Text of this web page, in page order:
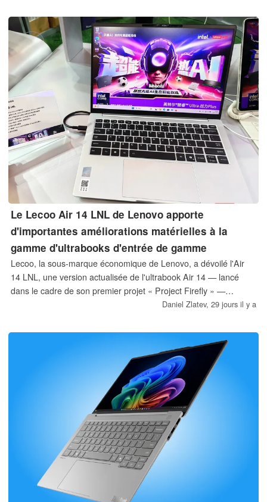
processeur Core Ultra 5 226V, 16 Go de RAM et un SSD de 512
Go.
Le Lecoo Air 14 LNL de Lenovo apporte
d'importantes améliorations matérielles à la
gamme d'ultrabooks d'entrée de gamme
Lecoo, la sous-marque économique de Lenovo, a dévoilé l'Air
14 LNL, une version actualisée de l'ultrabook Air 14 — lancé
dans le cadre de son premier projet « Project Firefly » —
équipée de la plateforme Lunar Lake. Ce modèle est légèrement
plus performant.
Daniel Zlatev, 29 jours il y a